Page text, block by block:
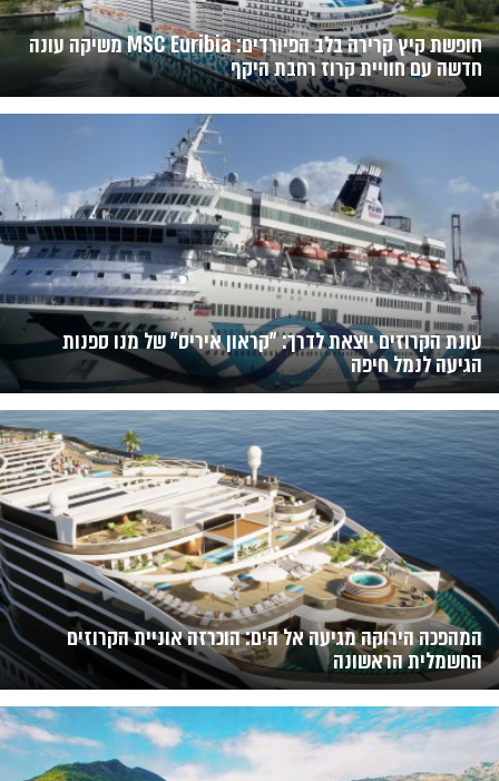
חופשת קיץ קרירה בלב הפיורדים: MSC Euribia משיקה עונה
חדשה עם חוויית קרוז רחבת היקף
עונת הקרוזים יוצאת לדרך: "קראון איריס" של מנו ספנות
הגיעה לנמל חיפה
המהפכה הירוקה מגיעה אל הים: הוכרזה אוניית הקרוזים
החשמלית הראשונה